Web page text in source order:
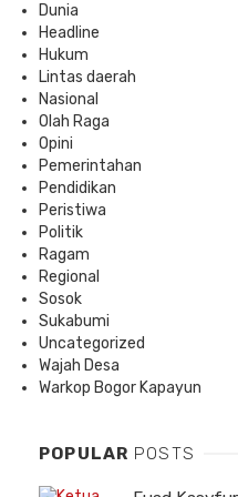
Dunia
Headline
Hukum
Lintas daerah
Nasional
Olah Raga
Opini
Pemerintahan
Pendidikan
Peristiwa
Politik
Ragam
Regional
Sosok
Sukabumi
Uncategorized
Wajah Desa
Warkop Bogor Kapayun
POPULAR POSTS